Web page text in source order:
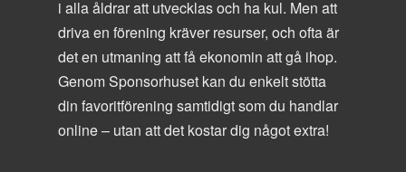
i alla åldrar att utvecklas och ha kul. Men att
driva en förening kräver resurser, och ofta är
det en utmaning att få ekonomin att gå ihop.
Genom Sponsorhuset kan du enkelt stötta
din favoritförening samtidigt som du handlar
online – utan att det kostar dig något extra!